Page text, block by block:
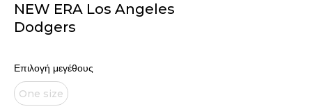
NEW ERA Los Angeles
Dodgers
Επιλογή μεγέθους
One size